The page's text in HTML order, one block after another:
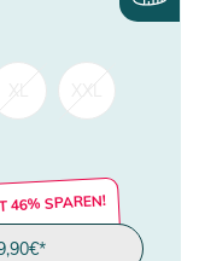
46% SPAREN!
€*